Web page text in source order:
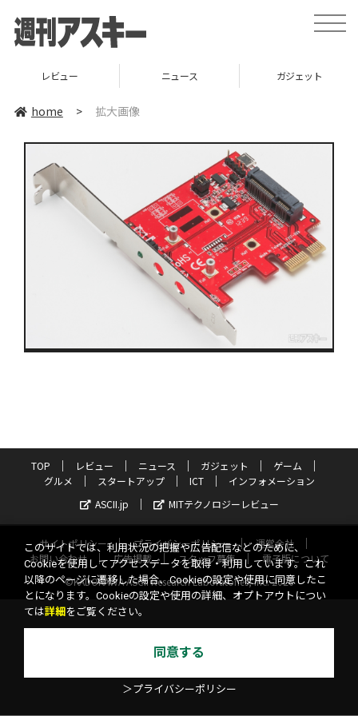
toggle
レビュー ニュース ガジェット
home > 拡大画像
TOP レビュー ニュース ガジェット
ゲーム
グルメ
スタートアップ ICT
インフォメーション
ASCII.jp
MITテクノロジーレビュー
サイトポリシー プライバシーポリシー
運営会社
お問い合わせ
広告掲載 スタッフ募集
電子版について
©KADOKAWA ASCII Research Laboratories, Inc. 2026
このサイトでは、利用状況の把握や広告配信などのために、
Cookieを使用してアクセスデータを取得・利用しています。これ
以降のページに遷移した場合、Cookieの設定や使用に同意したこ
とになります。Cookieの設定や使用の詳細、オプトアウトについ
ては詳細 をご覧ください。
同意する
＞プライバシーポリシー